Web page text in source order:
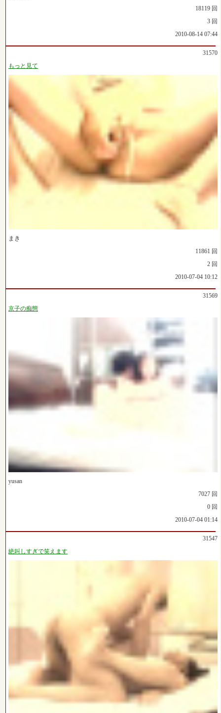
18119 回
3 回
2010-08-14 07:44
31570
もっと見て
まき
11861 回
2 回
2010-07-04 10:12
31569
京子の痴態
yusan
7027 回
0 回
2010-07-04 01:14
31547
絶叫しすぎで笑えます